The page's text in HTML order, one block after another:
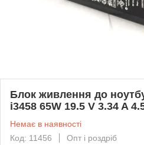
Блок живлення до
i3458 65W 19.5 V 3.34 A
Немає в наявності
Код: 11456
Опт і роздріб